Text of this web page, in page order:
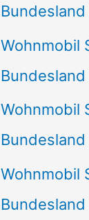
Wohnmobil
Wohnmobil
Wohnmobil